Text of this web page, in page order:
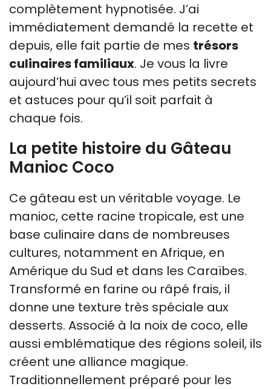
complètement hypnotisée. J’ai
immédiatement demandé la recette et
depuis, elle fait partie de mes trésors
culinaires familiaux. Je vous la livre
aujourd’hui avec tous mes petits secrets
et astuces pour qu’il soit parfait à
chaque fois.
La petite histoire du Gâteau
Manioc Coco
Ce gâteau est un véritable voyage. Le
manioc, cette racine tropicale, est une
base culinaire dans de nombreuses
cultures, notamment en Afrique, en
Amérique du Sud et dans les Caraïbes.
Transformé en farine ou râpé frais, il
donne une texture très spéciale aux
desserts. Associé à la noix de coco, elle
aussi emblématique des régions soleil, ils
créent une alliance magique.
Traditionnellement préparé pour les